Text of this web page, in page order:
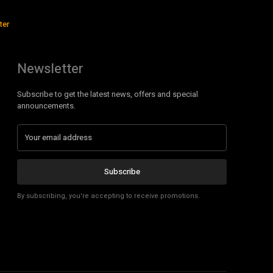
Newsletter
Subscribe to get the latest news, offers and special
announcements.
Subscribe
By subscribing, you're accepting to receive promotions.